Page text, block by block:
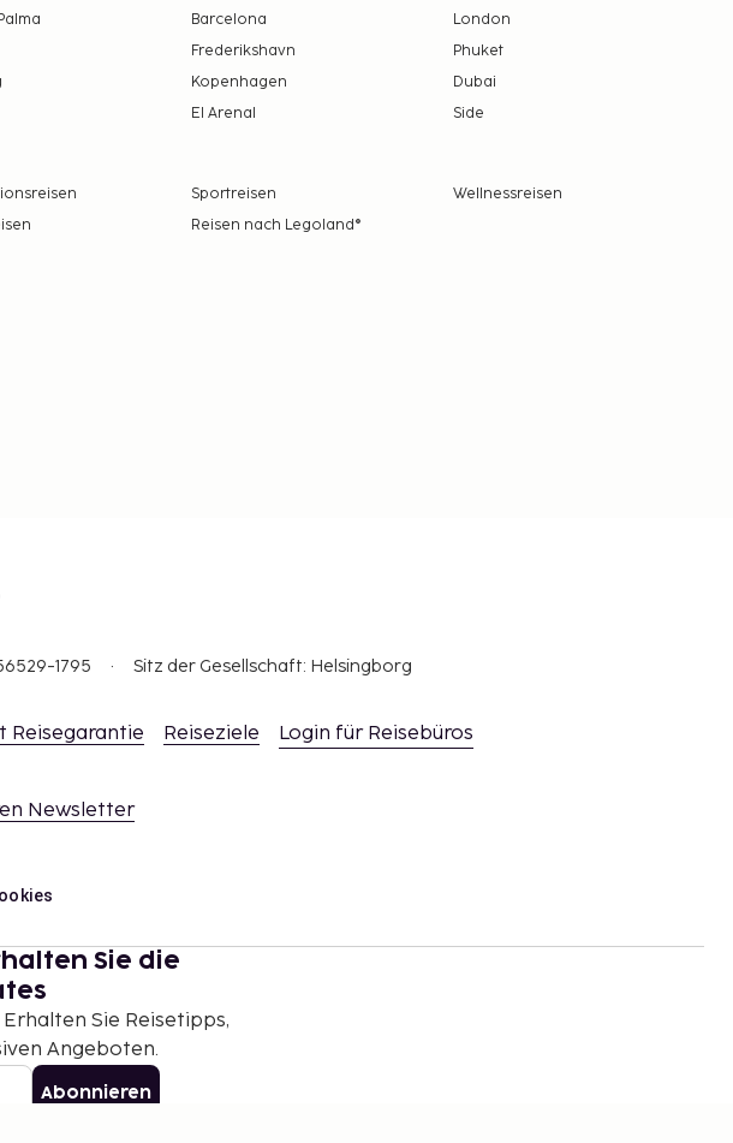
Barcelona
London
Frederikshavn
Phuket
Kopenhagen
Dubai
El Arenal Side
Sportreisen
Wellnessreisen
Reisen nach Legoland®
1795 Sitz der Gesellschaft: Helsingborg
Reisegarantie Reiseziele Login für Reisebüros
Newsletter
Sie die
Sie Reisetipps,
Angeboten.
Abonnieren